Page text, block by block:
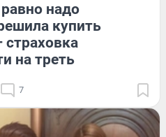
надо
купить
на треть
7